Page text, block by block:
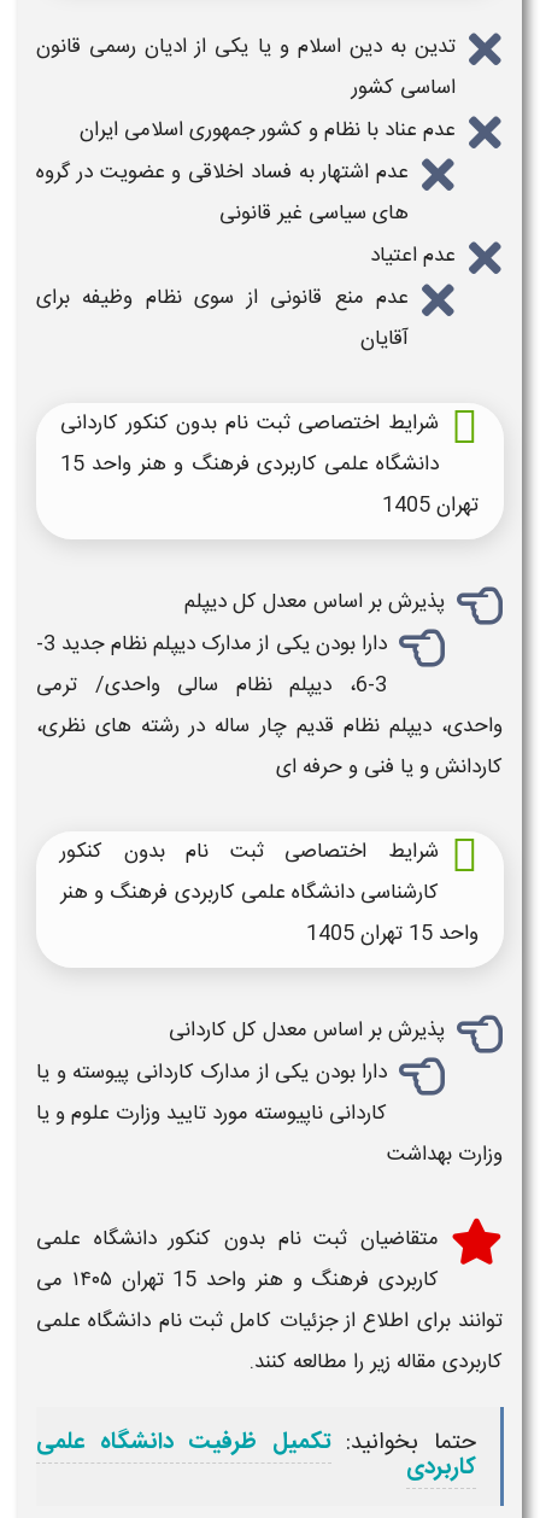
تدین به دین اسلام و یا یکی از ادیان رسمی قانون
اساسی کشور
عدم عناد با نظام و کشور جمهوری اسلامی ایران
عدم اشتهار به فساد اخلاقی و عضویت در گروه
های سیاسی غیر قانونی
عدم اعتیاد
عدم منع قانونی از سوی نظام وظیفه برای
آقایان
شرایط اختصاصی ثبت نام بدون کنکور کاردانی
دانشگاه علمی کاربردی فرهنگ و هنر واحد 15
تهران1405
پذیرش بر اساس معدل کل دیپلم
دارا بودن یکی از مدارک دیپلم نظام جدید 3-
3-6، دیپلم نظام سالی واحدی/ ترمی
واحدی، دیپلم نظام قدیم چار ساله در رشته های نظری،
کاردانش و یا فنی و حرفه ای
شرایط اختصاصی ثبت نام بدون کنکور
کارشناسی دانشگاه علمی کاربردی فرهنگ و هنر
واحد 15 تهران
1405
پذیرش بر اساس معدل کل کاردانی
دارا بودن یکی از مدارک کاردانی پیوسته و یا
کاردانی ناپیوسته مورد تایید وزارت علوم و یا
وزارت بهداشت
متقاضیان ثبت نام بدون کنکور دانشگاه علمی
کاربردی فرهنگ و هنر واحد 15 تهران ۱۴۰۵
می
توانند برای اطلاع از جزئیات کامل ثبت نام دانشگاه علمی
کاربردی مقاله زیر را مطالعه کنند.
حتما بخوانید: تکمیل ظرفیت دانشگاه علمی
کاربردی